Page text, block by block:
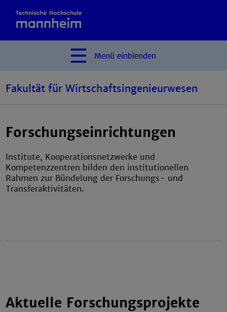
Menü einblenden
Fakultät für Wirtschaftsingenieurwesen
Forschungseinrichtungen
Institute, Kooperationsnetzwerke und
Kompetenzzentren bilden den institutionellen
Rahmen zur Bündelung der Forschungs- und
Transferaktivitäten.
Aktuelle Forschungsprojekte